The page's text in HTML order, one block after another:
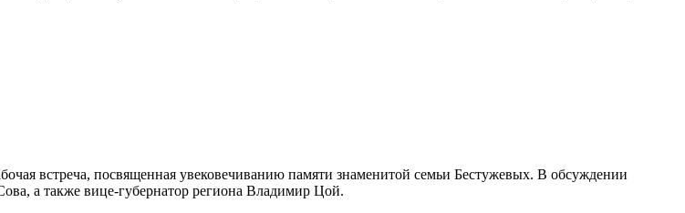
встреча, посвященная увековечиванию памяти знаменитой семьи Бестужевых. В обсуждении
а также вице-губернатор региона Владимир Цой.